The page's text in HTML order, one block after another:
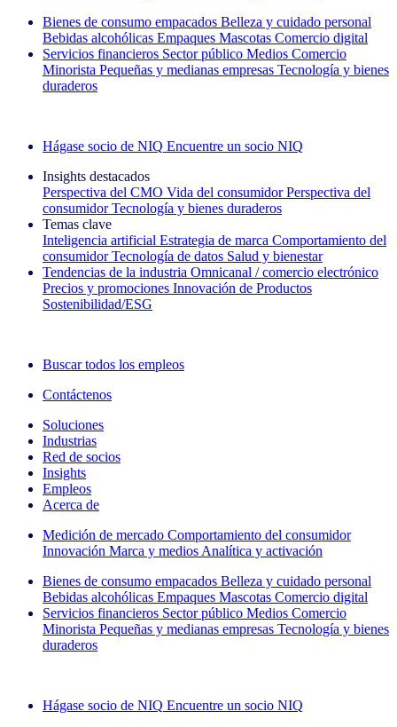
Bienes de consumo empacados Belleza y cuidado personal
Bebidas alcohólicas Empaques Mascotas Comercio digital
Servicios financieros Sector público Medios Comercio
Minorista Pequeñas y medianas empresas Tecnología y bienes
duraderos
Hágase socio de NIQ Encuentre un socio NIQ
Insights destacados
Perspectiva del CMO Vida del consumidor Perspectiva del
consumidor Tecnología y bienes duraderos
Temas clave
Inteligencia artificial Estrategia de marca Comportamiento del
consumidor Tecnología de datos Salud y bienestar
Tendencias de la industria Omnicanal / comercio electrónico
Precios y promociones Innovación de Productos
Sostenibilidad/ESG
Buscar todos los empleos
Contáctenos
Soluciones
Industrias
Red de socios
Insights
Empleos
Acerca de
Medición de mercado Comportamiento del consumidor
Innovación Marca y medios Analítica y activación
Bienes de consumo empacados Belleza y cuidado personal
Bebidas alcohólicas Empaques Mascotas Comercio digital
Servicios financieros Sector público Medios Comercio
Minorista Pequeñas y medianas empresas Tecnología y bienes
duraderos
Hágase socio de NIQ Encuentre un socio NIQ